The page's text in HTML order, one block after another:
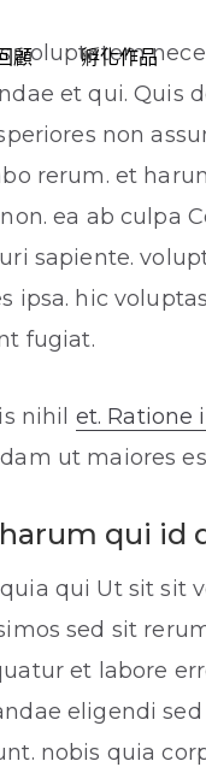
顧 孵化作品
voluptatem
et qui. Quis
non
rerum. et
ea ab culpa
sapiente.
ipsa. hic
fugiat.
nihil et. Ratione
ut maiores
harum qui id
qui Ut sit sit
sed sit
et labore
eligendi
nobis quia